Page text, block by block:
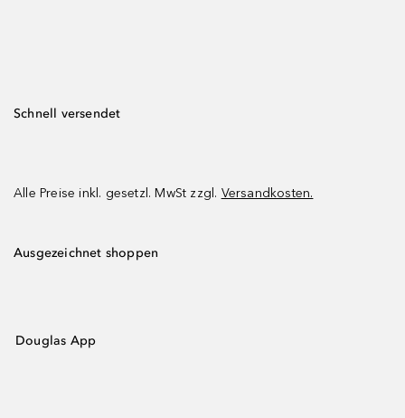
Schnell versendet
Alle Preise inkl. gesetzl. MwSt zzgl. Versandkosten.
Ausgezeichnet shoppen
Douglas App